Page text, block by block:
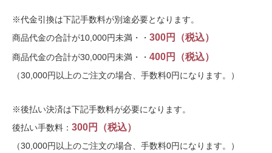
※代金引換は下記手数料が別途必要となります。
商品代金の合計が10,000円未満・・ 300円（税込）
商品代金の合計が30,000円未満・・ 400円（税込）
（30,000円以上のご注文の場合、手数料0円になります。）
※後払い決済は下記手数料が必要になります。
後払い手数料： 300円（税込）
（30,000円以上のご注文の場合、手数料0円になります。）